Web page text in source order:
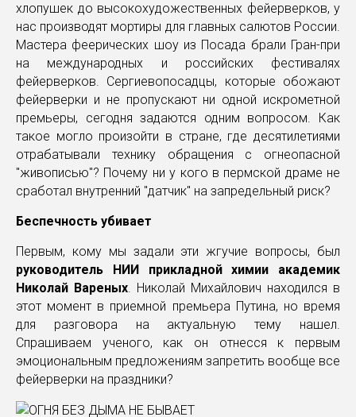
хлопушек до высокохудожественных фейерверков, у
нас производят мортиры для главных салютов России.
Мастера феерических шоу из Посада брали Гран-при
на международных и российских фестивалях
фейерверков. Сергиевопосадцы, которые обожают
фейерверки и не пропускают ни одной искрометной
премьеры, сегодня задаются одним вопросом. Как
такое могло произойти в стране, где десятилетиями
отрабатывали технику обращения с огнеопасной
"живописью"? Почему ни у кого в пермской драме не
сработал внутренний "датчик" на запредельный риск?
Беспечность убивает
Первым, кому мы задали эти жгучие вопросы, был
руководитель НИИ прикладной химии академик
Николай Вареных. Николай Михайлович находился в
этот момент в приемной премьера Путина, но время
для разговора на актуальную тему нашел.
Спрашиваем ученого, как он отнесся к первым
эмоциональным предложениям запретить вообще все
фейерверки на праздники?